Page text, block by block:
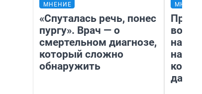
МНЕНИЕ
«Спуталась речь, понес
пургу». Врач — о
смертельном диагнозе,
который сложно
обнаружить
нам
даже